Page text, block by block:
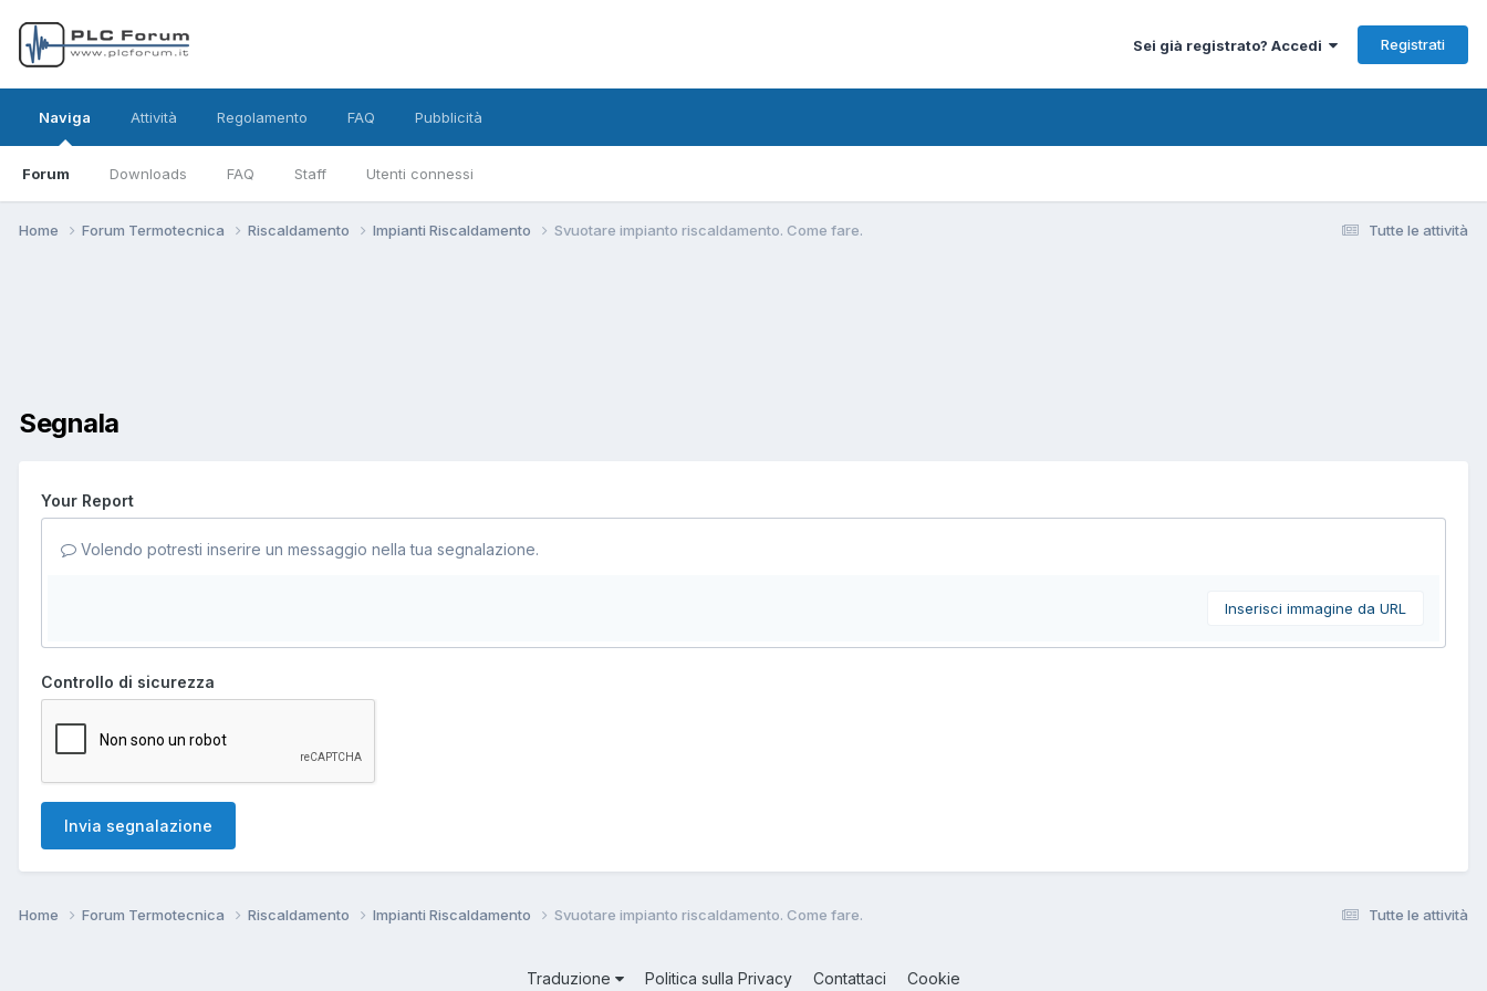
Sei già registrato? Accedi Registrati
Naviga
Forum Downloads FAQ Staff Utenti connessi
Attività Regolamento FAQ Pubblicità
Tutte le attività
Home Forum Termotecnica Riscaldamento Impianti Riscaldamento Svuotare impianto riscaldamento. Come fare.
Segnala
Your Report
Volendo potresti inserire un messaggio nella tua segnalazione.
Inserisci immagine da URL
Controllo di sicurezza
Invia segnalazione
Tutte le attività
Home Forum Termotecnica Riscaldamento Impianti Riscaldamento Svuotare impianto riscaldamento. Come fare.
Traduzione Politica sulla Privacy Contattaci Cookie